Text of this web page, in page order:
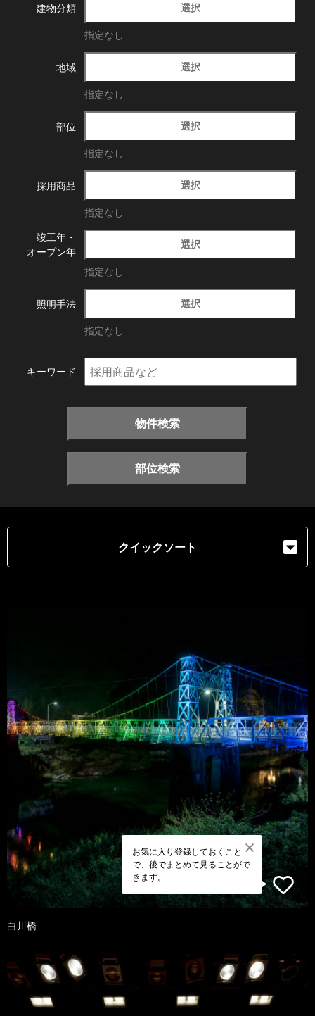
建物分類 選択
指定なし
地域 選択
指定なし
部位 選択
指定なし
採用商品 選択
指定なし
竣工年・
オープン年
選択
指定なし
照明手法 選択
指定なし
キーワード
物件検索
部位検索
クイックソート
お気に入り登録しておくこと
で、後でまとめて見ることがで
きます。
白川橋